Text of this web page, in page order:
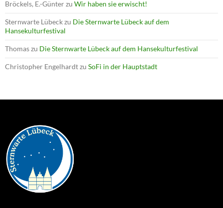
Bröckels, E.-Günterzu Wir haben sie erwischt!
Sternwarte Lübeckzu Die Sternwarte Lübeck auf dem
Hansekulturfestival
Thomaszu Die Sternwarte Lübeck auf dem Hansekulturfestival
Christopher Engelhardtzu SoFi in der Hauptstadt